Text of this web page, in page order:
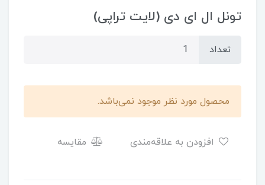
تونل ال ای دی (لایت تراپی)
تعداد
محصول مورد نظر موجود نمی‌باشد.
مقایسه